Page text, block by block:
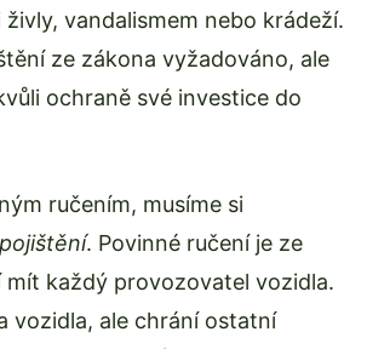
vandalismem nebo krádeží.
ze zákona vyžadováno, ale
ochraně své investice do
ručením, musíme si
. Povinné ručení je ze
každý provozovatel vozidla.
vozidla, ale chrání ostatní